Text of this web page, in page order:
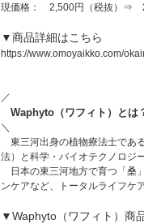
現価格： 2,500円（税抜）⇒
▼商品詳細はこちら
https://www.omoyaikko.com/
／
Waphyto（ワフィト）とは
＼
東三河出身の植物療法士であ
法）と科学・バイオテクノロジ
日本の東三河地方で育つ「桑
ンケアなど、トータルライフケ
▼Waphyto（ワフィト）商